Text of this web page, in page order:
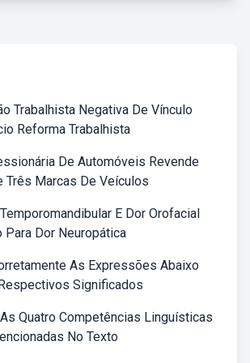
Trabalhista Negativa De Vínculo
Reforma Trabalhista
De Automóveis Revende
Três Marcas De Veículos
E Dor Orofacial
Para Dor Neuropática
As Expressões Abaixo
Significados
Quatro Competências Linguísticas
No Texto